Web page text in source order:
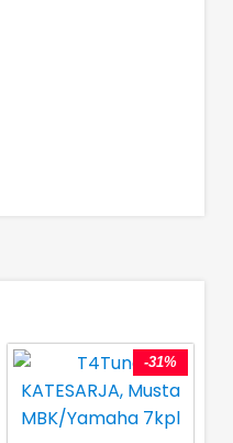
-31%